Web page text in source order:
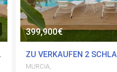
POOL
399,900€
MURCIA,